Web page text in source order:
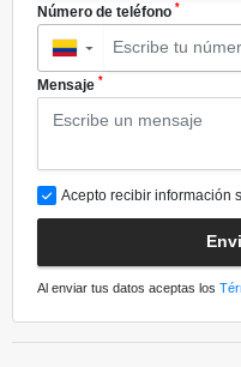
Número de teléfono *
▼
Mensaje *
Acepto recibir información
Al enviar tus datos aceptas los